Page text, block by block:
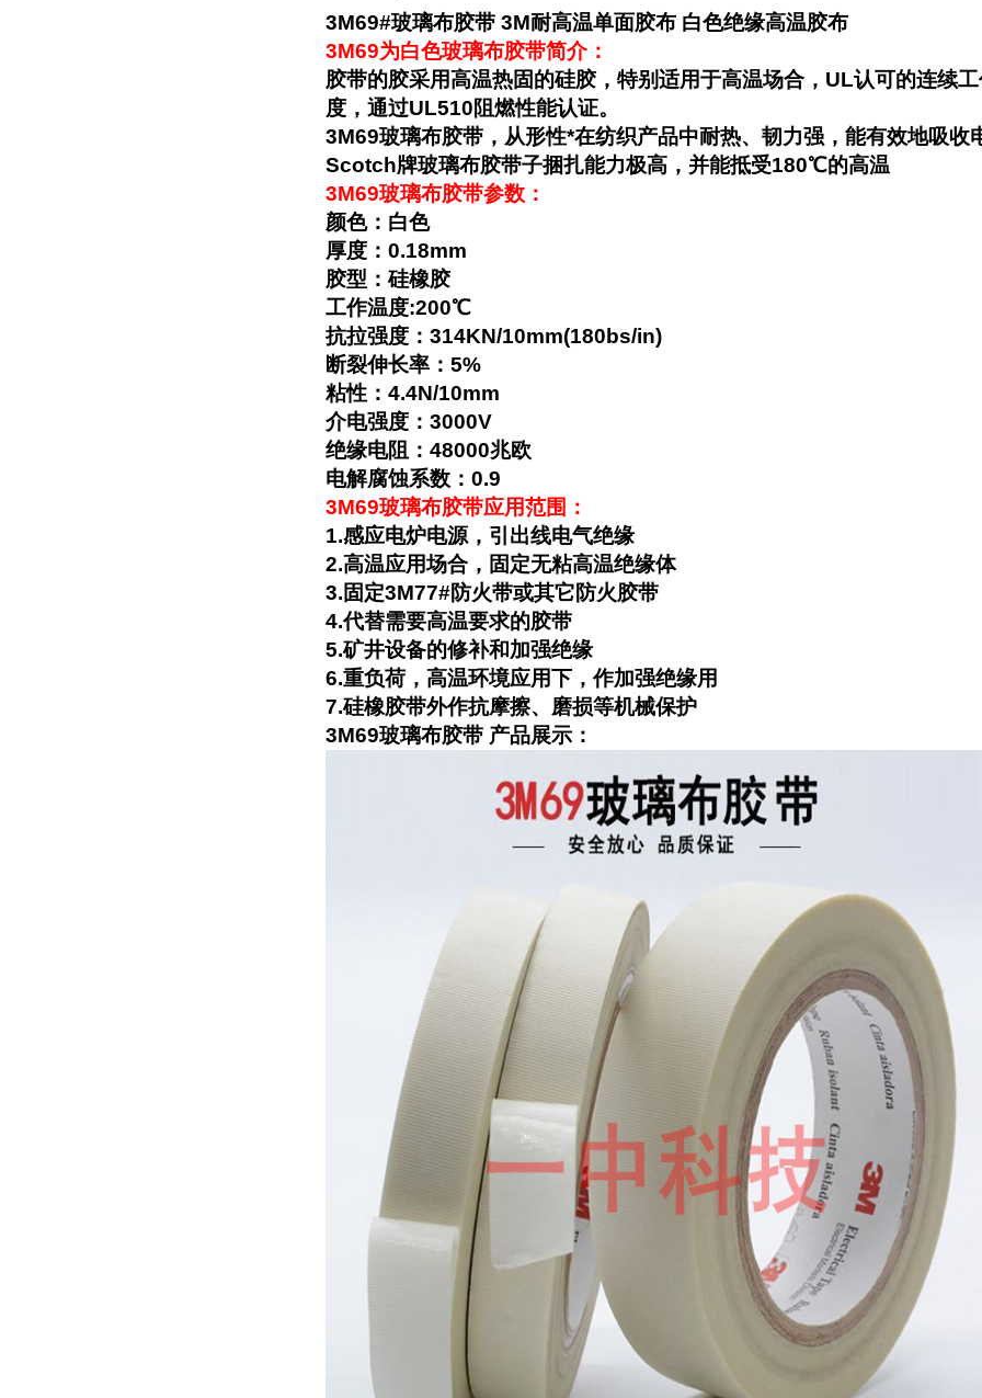
3M69#玻璃布胶带 3M耐高温单面胶布 白色绝缘高温胶布
3M69为白色玻璃布胶带简介：
胶带的胶采用高温热固的硅胶，特别适用于高温场合，UL认可的连续
度，通过UL510阻燃性能认证。
3M69玻璃布胶带，从形性*在纺织产品中耐热、韧力强，能有效地吸收
Scotch牌玻璃布胶带子捆扎能力极高，并能抵受180℃的高温
3M69玻璃布胶带参数：
颜色：白色
厚度：0.18mm
胶型：硅橡胶
工作温度:200℃
抗拉强度：314KN/10mm(180bs/in)
断裂伸长率：5%
粘性：4.4N/10mm
介电强度：3000V
绝缘电阻：48000兆欧
电解腐蚀系数：0.9
3M69玻璃布胶带应用范围：
1.感应电炉电源，引出线电气绝缘
2.高温应用场合，固定无粘高温绝缘体
3.固定3M77#防火带或其它防火胶带
4.代替需要高温要求的胶带
5.矿井设备的修补和加强绝缘
6.重负荷，高温环境应用下，作加强绝缘用
7.硅橡胶带外作抗摩擦、磨损等机械保护
3M69玻璃布胶带 产品展示：